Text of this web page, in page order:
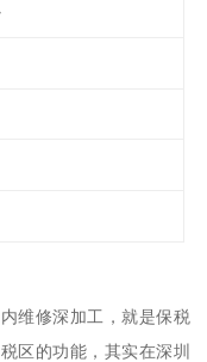
维修深加工，就是保税
区的功能，其实在深圳